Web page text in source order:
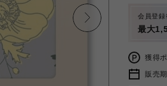
会員登
最大
獲得
販売